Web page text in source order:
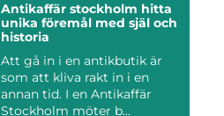
Antikaffär stockholm hitta
unika föremål med själ och
historia
Att gå in i en antikbutik är
som att kliva rakt in i en
annan tid. I en Antikaffär
Stockholm möter b...